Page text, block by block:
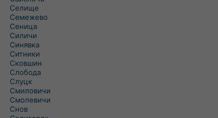
Селище
Семежево
Сеница
Силичи
Синявка
Ситники
Сковшин
Слобода
Слуцк
Смиловичи
Смолевичи
Снов